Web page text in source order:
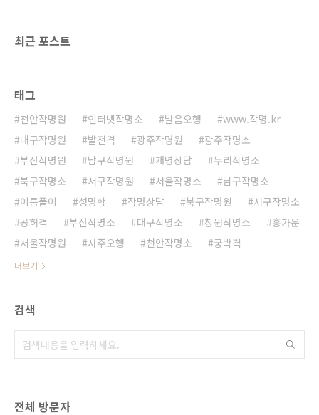
최근 포스트
태그
천안작명원 인터넷작명소 발음오행
www.작명.kr
대구작명원
발전격 광주작명원
광주작명소
부산작명원
남구작명원 개명상담
누리작명소
북구작명소
서구작명원 서울작명소
남구작명소
이름풀이
성명학 작명상담 북구작명원
서구작명소
공허격
부산작명소 대구작명소 창원작명소
흥가운
서울작명원
사주오행 천안작명소 궁박격
더보기
검색
전체 방문자